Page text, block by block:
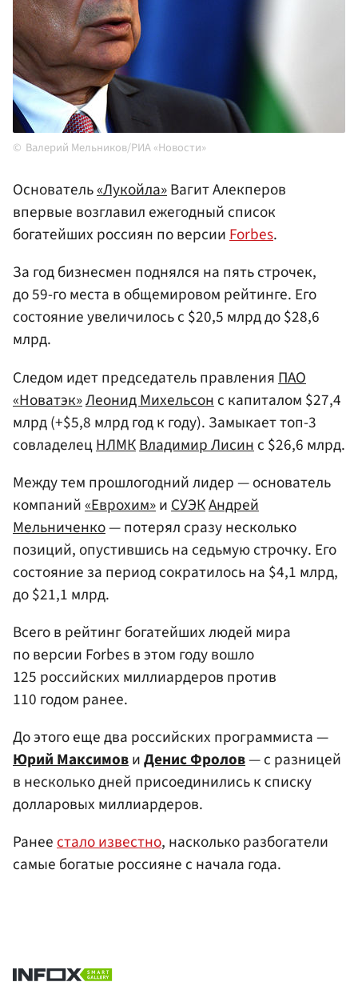
Валерий Мельников/РИА «Новости»
Основатель«Лукойла»Вагит Алекперов
впервые возглавил ежегодный список
богатейших россиян по версииForbes.
За год бизнесмен поднялся на пять строчек,
до 59-го места в общемировом рейтинге. Его
состояние увеличилось с $20,5 млрд до $28,6
млрд.
Следом идет председатель правления ПАО
«Новатэк»Леонид Михельсон с капиталом $27,4
млрд (+$5,8 млрд год к году). Замыкает топ-3
совладелецНЛМКВладимир Лисин с $26,6 млрд.
Между тем прошлогодний лидер — основатель
компаний«Еврохим»иСУЭКАндрей
Мельниченко— потерял сразу несколько
позиций, опустившись на седьмую строчку. Его
состояние за период сократилось на $4,1 млрд,
до $21,1 млрд.
Всего в рейтинг богатейших людей мира
по версии Forbes в этом году вошло
125 российских миллиардеров против
110 годом ранее.
До этого еще два российских программиста —
Юрий МаксимовиДенис Фролов— с разницей
в несколько дней присоединились к списку
долларовых миллиардеров.
Ранеестало известно, насколько разбогатели
самые богатые россияне с начала года.